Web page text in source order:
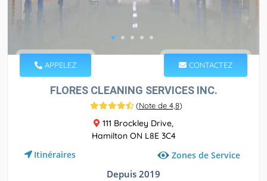
APPELEZ CONTACTEZ
FLORES CLEANING SERVICES INC.
(Note de 4,8)
111 Brockley Drive,
Hamilton ON L8E 3C4
Itinéraires Zones de Service
Depuis 2019